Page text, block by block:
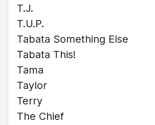
T.J.
T.U.P.
Tabata Something Else
Tabata This!
Tama
Taylor
Terry
The Chief